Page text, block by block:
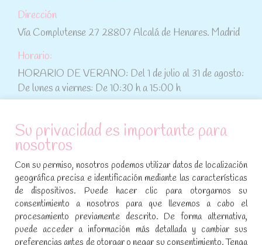
Dirección
Vía Complutense 27 28807 Alcalá de Henares. Madrid
Horario:
HORARIO DE VERANO: Del 1 de julio al 31 de agosto:
De lunes a viernes: De 10:30 h a 15:00 h
ATENCIÓN AL CLIENTE
Condiciones de compra
Aviso legal y política de privacidad
Política de cookies
SÍGUENOS EN REDES SOCIALES
Su privacidad es importante para
nosotros
Con su permiso, nosotros podemos utilizar datos de localización
geográfica precisa e identificación mediante las características
de dispositivos. Puede hacer clic para otorgarnos su
consentimiento a nosotros para que llevemos a cabo el
procesamiento previamente descrito. De forma alternativa,
puede acceder a información más detallada y cambiar sus
preferencias antes de otorgar o negar su consentimiento. Tenga